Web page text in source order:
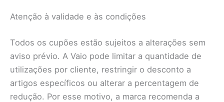
Atenção à validade e às condições
Todos os cupões estão sujeitos a alterações sem
aviso prévio. A Vaio pode limitar a quantidade de
utilizações por cliente, restringir o desconto a
artigos específicos ou alterar a percentagem de
redução. Por esse motivo, a marca recomenda a